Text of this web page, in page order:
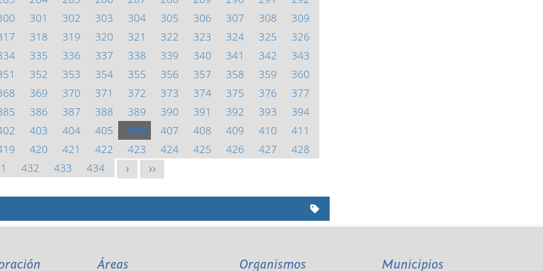
301 302 303 304 305 306 307 308
309
318 319 320 321 322 323 324 325
326
335 336 337 338 339 340 341 342
343
352 353 354 355 356 357 358 359
360
369 370 371 372 373 374 375 376
377
386 387 388 389 390 391 392 393
394
403 404 405 406 407 408 409 410
411
420 421 422 423 424 425 426 427
428
432 433 434 > >>
Áreas Organismos Municipios